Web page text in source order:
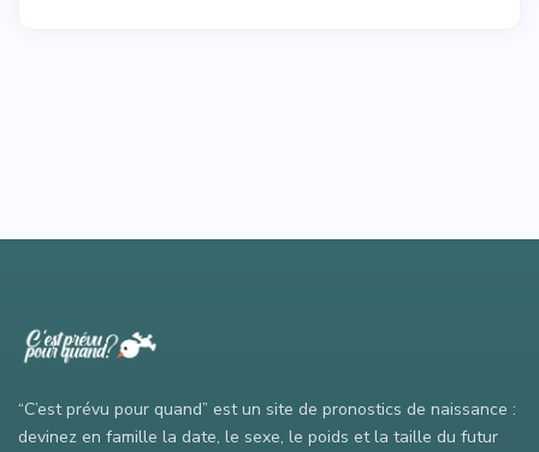
“C’est prévu pour quand” est un site de pronostics de naissance :
devinez en famille la date, le sexe, le poids et la taille du futur